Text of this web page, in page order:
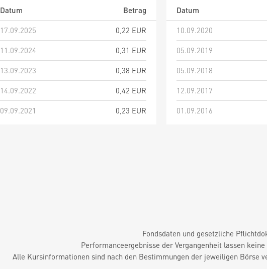
Datum
Betrag
17.09.2025
0,22 EUR
11.09.2024
0,31 EUR
13.09.2023
0,38 EUR
14.09.2022
0,42 EUR
09.09.2021
0,23 EUR
Datum
10.09.2020
05.09.2019
05.09.2018
12.09.2017
01.09.2016
Fondsdaten und gesetzliche
Performanceergebnisse der Vergangenheit lassen
Alle Kursinformationen sind nach den Bestimmungen der jeweiligen Börse